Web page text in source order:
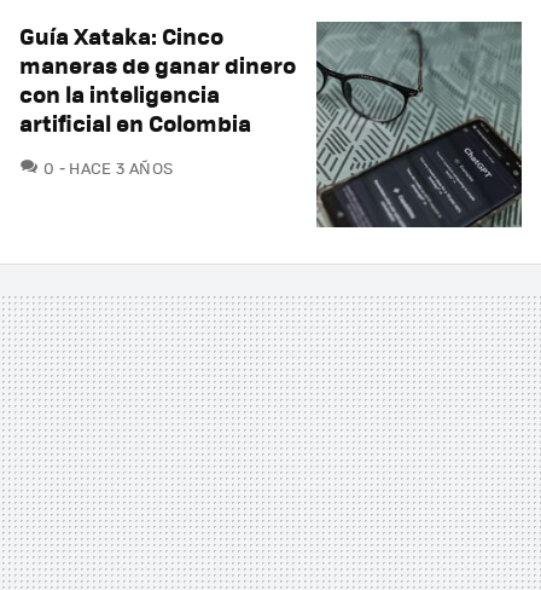
Guía Xataka: Cinco
maneras de ganar dinero
con la inteligencia
artificial en Colombia
0 COMENTARIOS
HACE 3 AÑOS